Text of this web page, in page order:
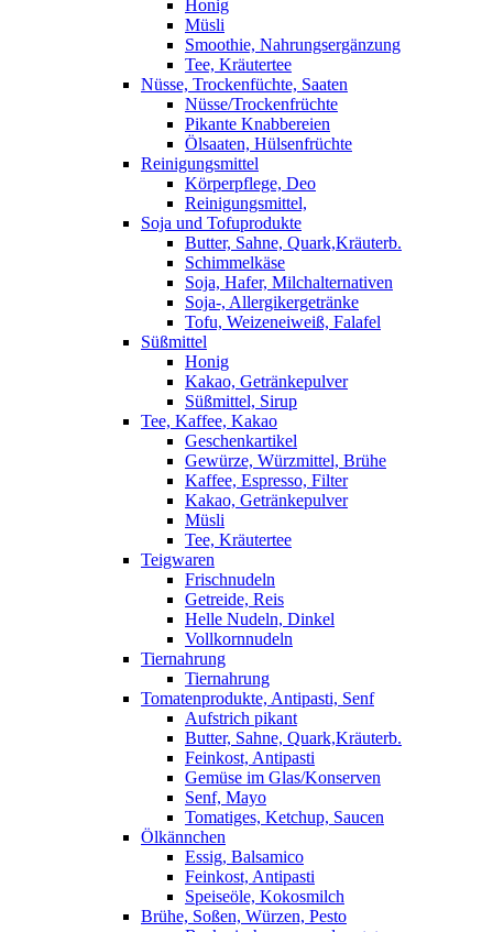
Honig
Müsli
Smoothie, Nahrungsergänzung
Tee, Kräutertee
Nüsse, Trockenfüchte, Saaten
Nüsse/Trockenfrüchte
Pikante Knabbereien
Ölsaaten, Hülsenfrüchte
Reinigungsmittel
Körperpflege, Deo
Reinigungsmittel,
Soja und Tofuprodukte
Butter, Sahne, Quark,Kräuterb.
Schimmelkäse
Soja, Hafer, Milchalternativen
Soja-, Allergikergetränke
Tofu, Weizeneiweiß, Falafel
Süßmittel
Honig
Kakao, Getränkepulver
Süßmittel, Sirup
Tee, Kaffee, Kakao
Geschenkartikel
Gewürze, Würzmittel, Brühe
Kaffee, Espresso, Filter
Kakao, Getränkepulver
Müsli
Tee, Kräutertee
Teigwaren
Frischnudeln
Getreide, Reis
Helle Nudeln, Dinkel
Vollkornnudeln
Tiernahrung
Tiernahrung
Tomatenprodukte, Antipasti, Senf
Aufstrich pikant
Butter, Sahne, Quark,Kräuterb.
Feinkost, Antipasti
Gemüse im Glas/Konserven
Senf, Mayo
Tomatiges, Ketchup, Saucen
Ölkännchen
Essig, Balsamico
Feinkost, Antipasti
Speiseöle, Kokosmilch
Brühe, Soßen, Würzen, Pesto